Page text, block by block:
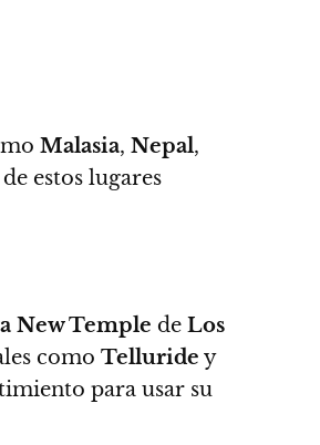
Malasia, Nepal,
estos lugares
New Temple de Los
como Telluride y
para usar su